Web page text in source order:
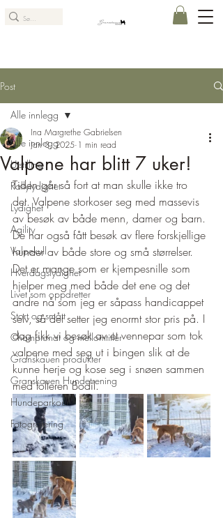
Post
Alle innlegg
Utstilling
Rallylydighet
Lydighet
Agility
Valpekull
Hverdagslydighet
Livet som oppdretter
Stort og smått
Championat og mellomtitler
Granskauen produkter
Granskauen Hundetrening
Hundeparkour
Fotografering
Alle innlegg
Valpene har blitt 7 uker!
Ina Margrethe Gabrielsen
Jan 3, 2025 1 min read
Tiden går så fort at man skulle ikke tro
det. Valpene storkoser seg med massevis
av besøk av både menn, damer og barn.
De har også fått besøk av flere forskjellige
hunder av både store og små størrelser.
Det er mange som er kjempesnille som
hjelper meg med både det ene og det
andre nå som jeg er såpass handicappet
selv, så det setter jeg enormt stor pris på. I
dag fikk vi besøk av et vennepar som tok
valpene med seg ut i bingen slik at de
kunne herje og kose seg i snøen sammen
med tolleren Bodil.